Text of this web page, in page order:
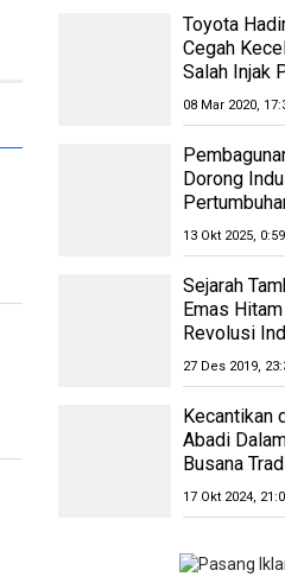
Toyota
Cegah
Salah Injak
08 Mar 2020,
Dorong
13 Okt 2025,
Sejarah
Emas
Revolusi
27 Des 2019,
Kecantikan
Abadi
Busana
17 Okt 2024,